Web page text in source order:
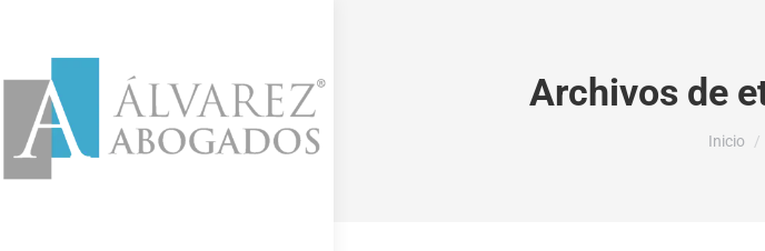
Archivos de
Estás
Inicio